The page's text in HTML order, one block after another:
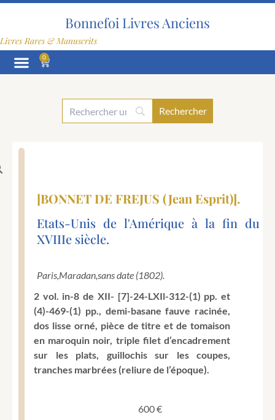
Aller
Bonnefoi Livres Anciens
Livres Rares & Manuscrits
0
Panier
[BONNET DE FREJUS (Jean Esprit)].
Etats-Unis de l'Amérique à la fin du
XVIIIe siècle.
Paris,Maradan,sans date (1802).
2 vol. in-8 de XII- [7]-24-LXIl-312-(1) pp. et
(4)-469-(1) pp., demi-basane fauve racinée,
dos lisse orné, pièce de titre et de tomaison
en maroquin noir, triple filet d’encadrement
sur les plats, guillochis sur les coupes,
tranches marbrées (reliure de l’époque).
600€